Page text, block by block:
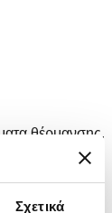
Σχετικά
θέρμανσης.